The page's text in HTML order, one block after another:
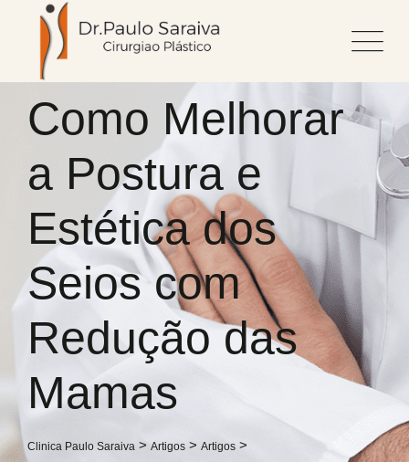
content
Como Melhorar
a Postura e
Estética dos
Seios com
Redução das
Mamas
Clinica Paulo Saraiva > Artigos > Artigos >